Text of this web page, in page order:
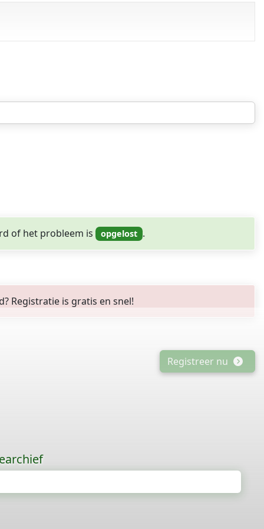
of het probleem is .
Registratie is gratis en snel!
Registreer nu